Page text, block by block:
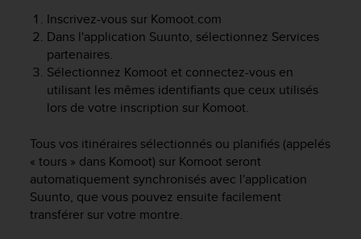
Inscrivez-vous sur Komoot.com
Dans l'application Suunto, sélectionnez Services
partenaires.
Sélectionnez Komoot et connectez-vous en
utilisant les mêmes identifiants que ceux utilisés
lors de votre inscription sur Komoot.
Tous vos itinéraires sélectionnés ou planifiés (appelés
« tours » dans Komoot) sur Komoot seront
automatiquement synchronisés avec l'application
Suunto, que vous pouvez ensuite facilement
transférer sur votre montre.